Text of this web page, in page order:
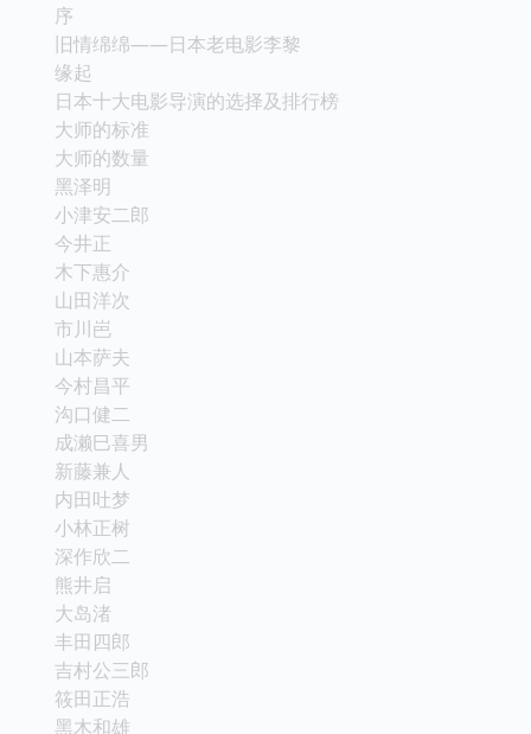
序
旧情绵绵——日本老电影李黎
缘起
日本十大电影导演的选择及排行榜
大师的标准
大师的数量
黑泽明
小津安二郎
今井正
木下惠介
山田洋次
市川岜
山本萨夫
今村昌平
沟口健二
成濑巳喜男
新藤兼人
内田吐梦
小林正树
深作欣二
熊井启
大岛渚
丰田四郎
吉村公三郎
筱田正浩
黑木和雄